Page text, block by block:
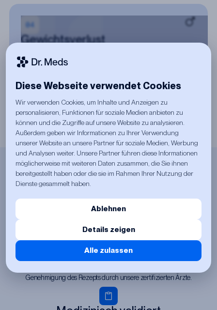
Diese Webseite verwendet Cookies
Wir verwenden Cookies, um Inhalte und Anzeigen zu
personalisieren, Funktionen für soziale Medien anbieten zu
können und die Zugriffe auf unsere Website zu analysieren.
Außerdem geben wir Informationen zu Ihrer Verwendung
unserer Website an unsere Partner für soziale Medien, Werbung
und Analysen weiter. Unsere Partner führen diese Informationen
möglicherweise mit weiteren Daten zusammen, die Sie ihnen
bereitgestellt haben oder die sie im Rahmen Ihrer Nutzung der
Dienste gesammelt haben.
Ablehnen
Details zeigen
Alle zulassen
Gewichtsverlust
einer gesunden und nachhaltigen
optimale und sichere Ergebnisse.
Behandlung ansehen
Warum Dr. Meds wählen?
Diskret & Sicher
Vollständig anonyme Verpackung und vertrauliche Behandlung. Ihre
Privatsphäre ist jederzeit durch sichere Datenverarbeitung geschützt.
Schnelle Lieferung
Genehmigung des Rezepts durch unsere zertifizierten Ärzte.